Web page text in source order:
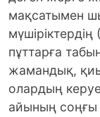
мақсатымен
мүшіріктердің
пұттарға
жамандық,
олардың
айының соңғы